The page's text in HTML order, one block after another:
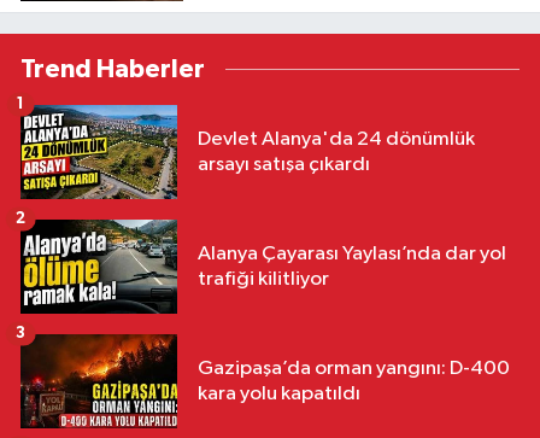
Trend Haberler
Devlet Alanya'da 24 dönümlük
arsayı satışa çıkardı
1
Alanya Çayarası Yaylası’nda dar yol
trafiği kilitliyor
2
Gazipaşa’da orman yangını: D-400
kara yolu kapatıldı
3